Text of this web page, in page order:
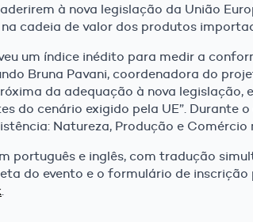
à nova legislação da União
cadeia de valor dos produtos
um índice inédito para medir a
Bruna Pavani, coordenadora do
da adequação à nova legislação,
do cenário exigido pela UE”. Durante
Natureza, Produção e Comércio
português e inglês, com tradução
do evento e o formulário de
.